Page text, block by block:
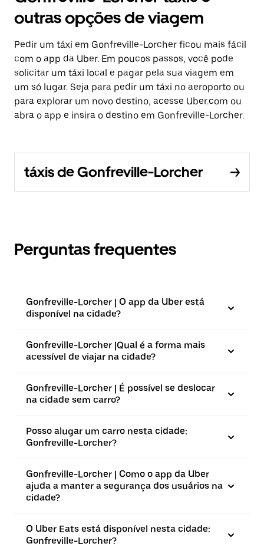
outras opções de viagem
Pedir um táxi em Gonfreville-Lorcher ficou mais fácil
com o app da Uber. Em poucos passos, você pode
solicitar um táxi local e pagar pela sua viagem em
um só lugar. Seja para pedir um táxi no aeroporto ou
para explorar um novo destino, acesse Uber.com ou
abra o app e insira o destino em Gonfreville-Lorcher.
táxis de Gonfreville-Lorcher
Perguntas frequentes
Gonfreville-Lorcher | O app da Uber está
disponível na cidade?
Gonfreville-Lorcher |⁠Qual é a forma mais
acessível de viajar na cidade?
Gonfreville-Lorcher | É possível se deslocar
na cidade sem carro?
Posso alugar um carro nesta cidade:
Gonfreville-Lorcher?
Gonfreville-Lorcher | Como o app da Uber
ajuda a manter a segurança dos usuários na
cidade?
O Uber Eats está disponível nesta cidade:
Gonfreville-Lorcher?